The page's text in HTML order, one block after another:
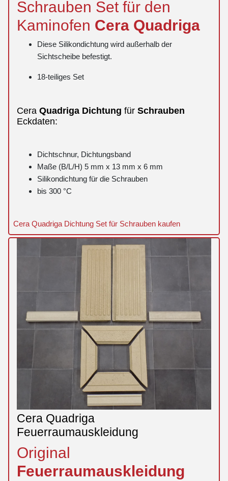
Schrauben Set für den
Kaminofen Cera Quadriga
Diese Silikondichtung wird außerhalb der
Sichtscheibe befestigt.
18-teiliges Set
Cera Quadriga Dichtung für Schrauben
Eckdaten:
Dichtschnur, Dichtungsband
Maße (B/L/H) 5 mm x 13 mm x 6 mm
Silikondichtung für die Schrauben
bis 300 °C
Cera Quadriga Dichtung Set für Schrauben kaufen
Cera Quadriga
Feuerraumauskleidung
Original
Feuerraumauskleidung